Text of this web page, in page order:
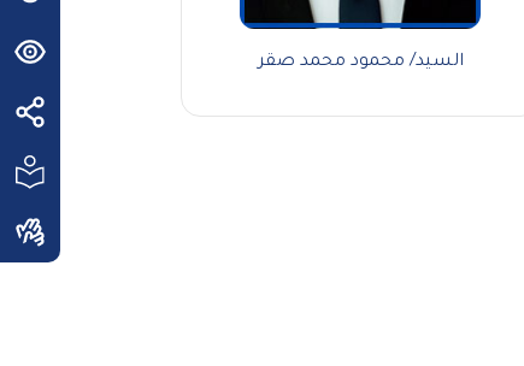
السيد/ محمود محمد صقر